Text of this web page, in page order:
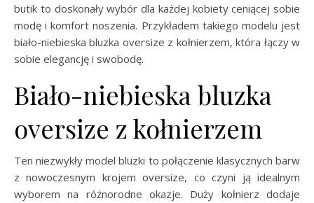
butik to doskonały wybór dla każdej kobiety ceniącej sobie
modę i komfort noszenia. Przykładem takiego modelu jest
biało-niebieska bluzka oversize z kołnierzem, która łączy w
sobie elegancję i swobodę.
Biało-niebieska bluzka
oversize z kołnierzem
Ten niezwykły model bluzki to połączenie klasycznych barw
z nowoczesnym krojem oversize, co czyni ją idealnym
wyborem na różnorodne okazje. Duży kołnierz dodaje